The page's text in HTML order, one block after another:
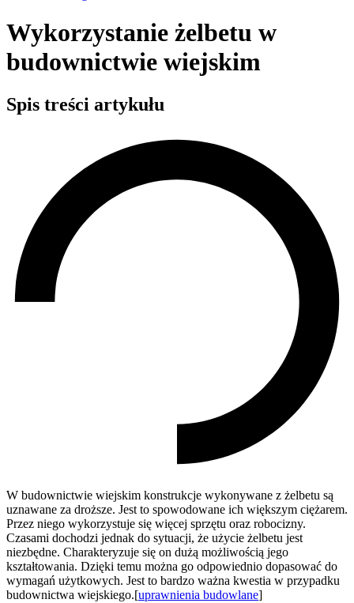
Wykorzystanie żelbetu w
budownictwie wiejskim
Spis treści artykułu
W budownictwie wiejskim konstrukcje wykonywane z żelbetu są
uznawane za droższe. Jest to spowodowane ich większym ciężarem.
Przez niego wykorzystuje się więcej sprzętu oraz robocizny.
Czasami dochodzi jednak do sytuacji, że użycie żelbetu jest
niezbędne. Charakteryzuje się on dużą możliwością jego
kształtowania. Dzięki temu można go odpowiednio dopasować do
wymagań użytkowych. Jest to bardzo ważna kwestia w przypadku
budownictwa wiejskiego.[uprawnienia budowlane]